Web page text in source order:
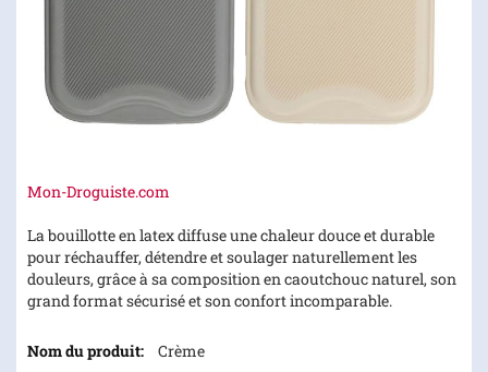
Mon-Droguiste.com
La bouillotte en latex diffuse une chaleur douce et durable
pour réchauffer, détendre et soulager naturellement les
douleurs, grâce à sa composition en caoutchouc naturel, son
grand format sécurisé et son confort incomparable.
Articles
Crème
Skip
the
beginning
of
the
gallery